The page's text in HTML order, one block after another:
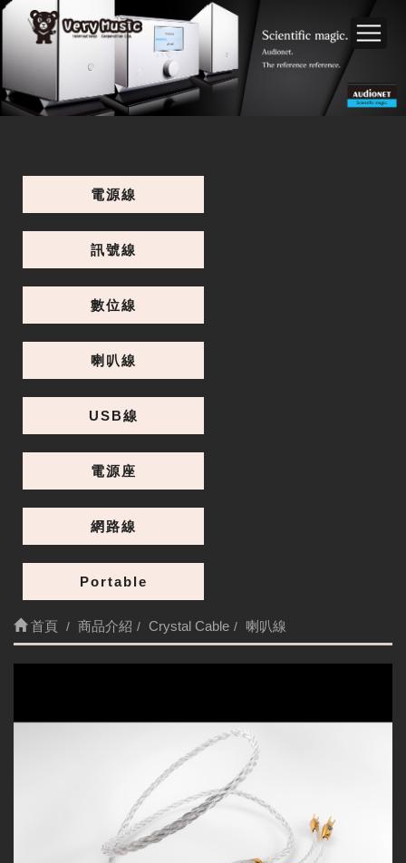
電源線
訊號線
數位線
喇叭線
USB線
電源座
網路線
Portable
首頁 商品介紹 Crystal Cable 喇叭線